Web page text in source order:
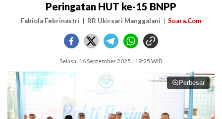
Peringatan HUT ke-15 BNPP
Fabiola Febrinastri RR Ukirsari Manggalani Suara.Com
Selasa, 16 September 2025 | 19:25 WIB
Perbesar